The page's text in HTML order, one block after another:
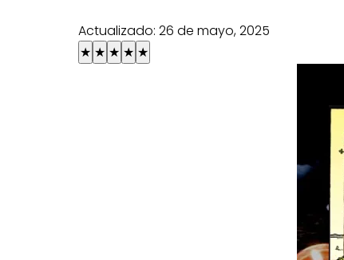
Actualizado: 26 de mayo, 2025
★ ★ ★ ★ ★